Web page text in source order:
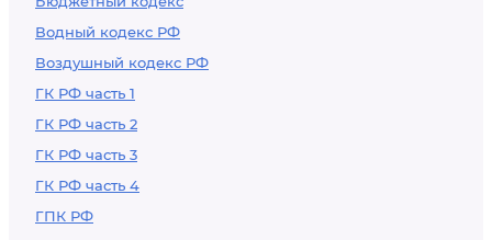
Водный кодекс РФ
Воздушный кодекс РФ
ГК РФ часть 1
ГК РФ часть 2
ГК РФ часть 3
ГК РФ часть 4
ГПК РФ